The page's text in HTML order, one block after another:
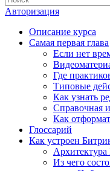
Авторизация
Описание курса
Самая первая глава
Если нет
Где
Типовые
Как узнать
Справочная
Как
Глоссарий
Как устроен
Из чего